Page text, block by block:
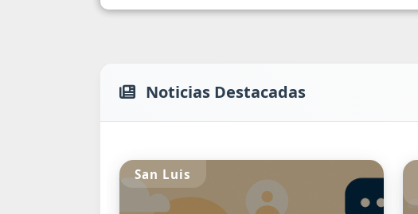
Noticias Destacadas
IPC San Luis